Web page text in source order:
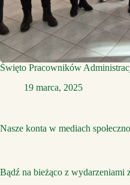
Święto Pracowników
19 marca, 2025
Nasze konta w mediach
Bądź na bieżąco z wydarzeniami